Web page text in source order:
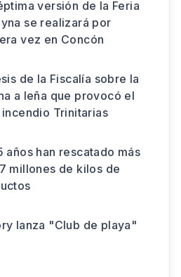
versión de la Feria
se realizará por
vez en Concón
de la Fiscalía sobre la
a leña que provocó el
incendio Trinitarias
años han rescatado más
millones de kilos de
lanza "Club de playa"